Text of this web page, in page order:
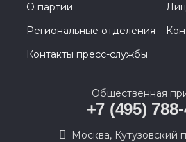
О партии
Региональные отделения
Контакты пресс-службы
Общественная
+7 (495)
Москва, Кутузовский